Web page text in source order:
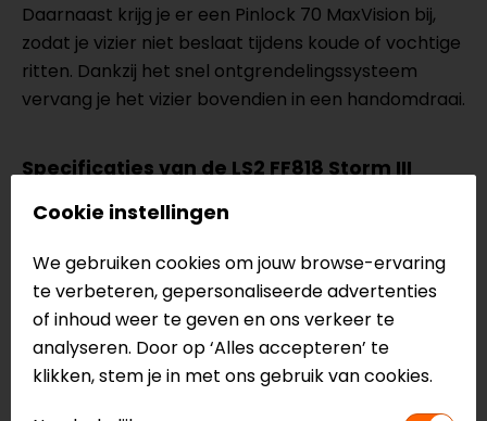
Daarnaast krijg je er een Pinlock 70 MaxVision bij,
zodat je vizier niet beslaat tijdens koude of vochtige
ritten. Dankzij het snel ontgrendelingssysteem
vervang je het vizier bovendien in een handomdraai.
Specificaties van de LS2 FF818 Storm III
Jeans
Integraalhelm
Touring/Urban
KPA buitenschaal
3 schaalmaten
1600g (+/- 50g)
Ventilatieopeningen aan bovenzijde en bij de kin
Cookie instellingen
We gebruiken cookies om jouw browse-ervaring
te verbeteren, gepersonaliseerde advertenties
of inhoud weer te geven en ons verkeer te
analyseren. Door op ‘Alles accepteren’ te
klikken, stem je in met ons gebruik van cookies.